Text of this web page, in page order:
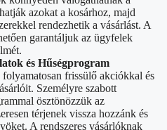
azokat a kosárhoz, majd
rendezhetik a vásárlást. A
garantáljuk az ügyfelek
és Hűségprogram
frissülő akciókkal és
Személyre szabott
ösztönözzük az
térjenek vissza hozzánk és
A rendszeres vásárlóknak